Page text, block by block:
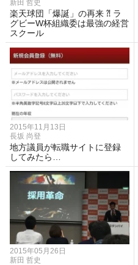
新田 哲史
楽天球団「爆誕」の再来 ⁈ ラ
グビーW杯組織委は最強の経営
スクール
2015年11月13日
長坂 尚登
地方議員が転職サイトに登録
してみたら…
2015年05月26日
新田 哲史